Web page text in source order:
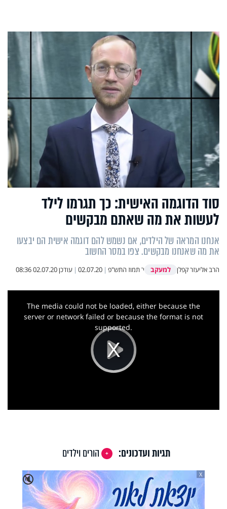
סוד הדוגמה האישית: כך תגרמו לילד
לעשות את מה שאתם מבקשים
אנחנו המראה של הילדים, אם נשמש להם דוגמה אישית הם יבצעו
את מה שאנחנו מבקשים. צפו במסר החשוב
הרב אליעזר קפלן למעקב י' תמוז התש"פ |
02.07.20
| עודכן02.07.20 08:36
Play
This
The media could not be loaded, either because the
server or network failed or because the format is not
supported.
תגיות ועדכונים:
הורים וילדים
🔇
X